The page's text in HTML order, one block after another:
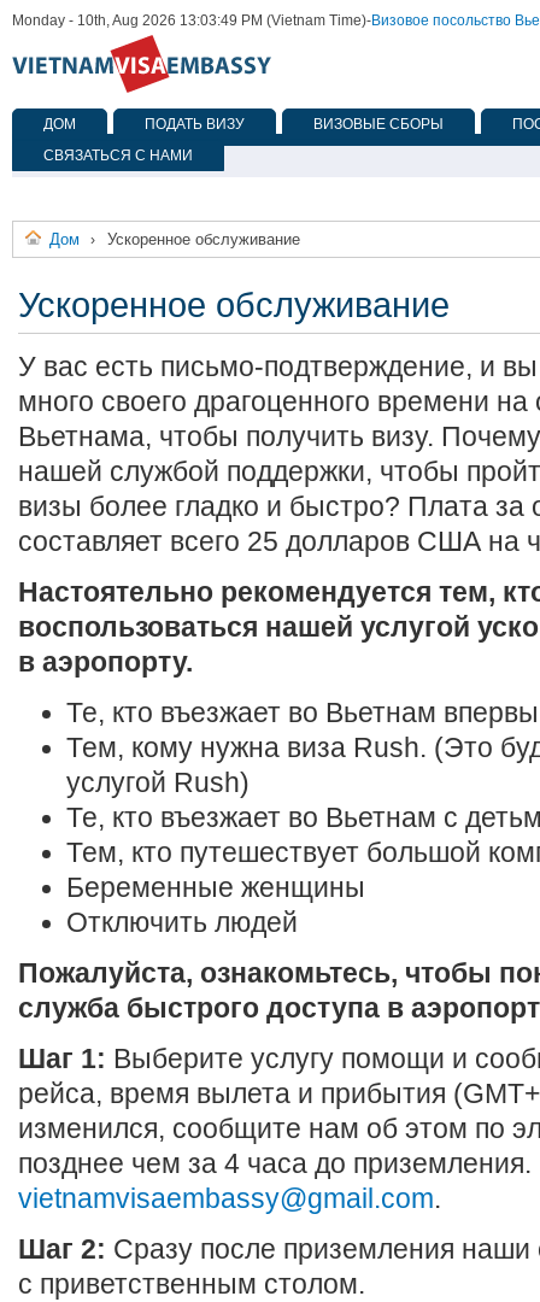
Monday - 10th, Aug 2026 13:03:49 PM (Vietnam Time)-Визовое посольство
ДОМ ПОДАТЬ ВИЗУ ВИЗОВЫЕ СБОРЫ
СВЯЗАТЬСЯ С НАМИ
Дом › Ускоренное обслуживание
Ускоренное обслуживание
У вас есть письмо-подтверждение, и
много своего драгоценного времени
Вьетнама, чтобы получить визу.
нашей службой поддержки, чтобы
визы более гладко и быстро? Плата за
составляет всего 25 долларов США на
Настоятельно рекомендуется тем,
воспользоваться нашей услугой
в аэропорту.
Те, кто въезжает во Вьетнам
Тем, кому нужна виза Rush. (Это
услугой Rush)
Те, кто въезжает во Вьетнам с
Тем, кто путешествует большой
Беременные женщины
Отключить людей
Пожалуйста, ознакомьтесь, чтобы
служба быстрого доступа в
Шаг 1: Выберите услугу помощи и
рейса, время вылета и прибытия
изменился, сообщите нам об этом по
позднее чем за 4 часа до приземления.
vietnamvisaembassy@gmail.com.
Шаг 2: Сразу после приземления наши
с приветственным столом.